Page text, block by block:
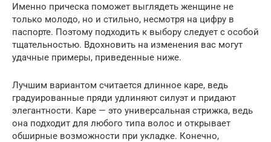
Именно прическа поможет выглядеть женщине не
только молодо, но и стильно, несмотря на цифру в
паспорте. Поэтому подходить к выбору следует с особой
тщательностью. Вдохновить на изменения вас могут
удачные примеры, приведенные ниже.
Лучшим вариантом считается длинное каре, ведь
градуированные пряди удлиняют силуэт и придают
элегантности. Каре — это универсальная стрижка, ведь
она подходит для любого типа волос и открывает
обширные возможности при укладке. Конечно,